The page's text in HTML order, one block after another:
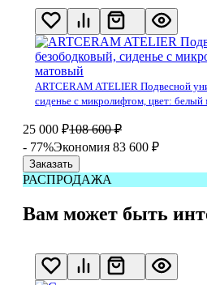
ARTCERAM ATELIER Подвесной
сиденье с микролифтом, цвет: белый
25 000 ₽108 600 ₽
- 77%Экономия 83 600 ₽
Заказать
РАСПРОДАЖА
Вам может быть